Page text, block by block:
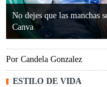
No dejes que las manchas
Canva
ESTILO DE VIDA
Por Candela Gonzalez